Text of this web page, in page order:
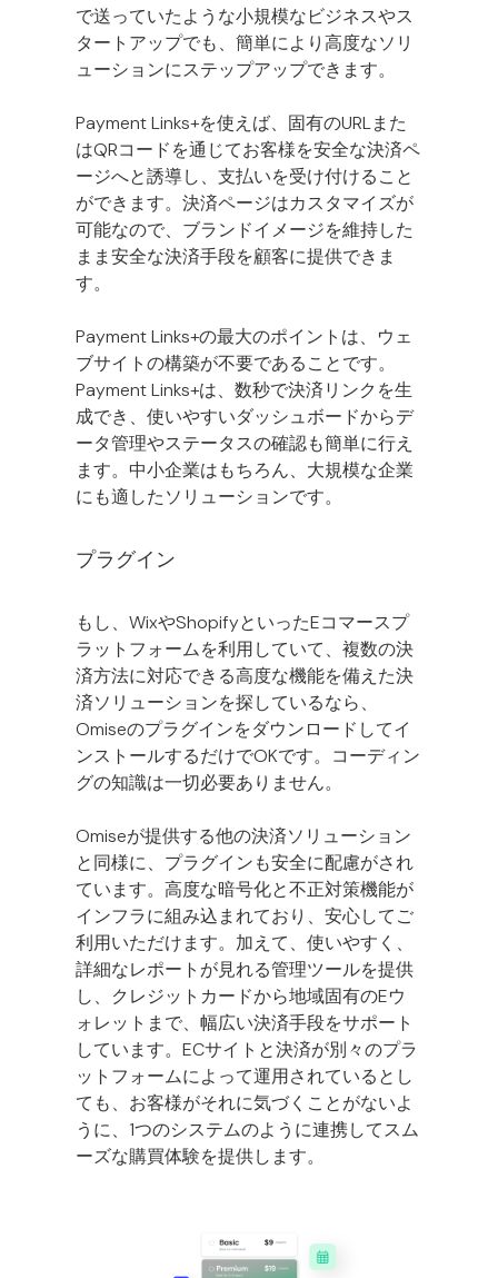
で送っていたような小規模なビジネスやス
タートアップでも、簡単により高度なソリ
ューションにステップアップできます。
Payment Links+を使えば、固有のURLまた
はQRコードを通じてお客様を安全な決済ペ
ージへと誘導し、支払いを受け付けること
ができます。決済ページはカスタマイズが
可能なので、ブランドイメージを維持した
まま安全な決済手段を顧客に提供できま
す。
Payment Links+の最大のポイントは、ウェ
ブサイトの構築が不要であることです。
Payment Links+は、数秒で決済リンクを生
成でき、使いやすいダッシュボードからデ
ータ管理やステータスの確認も簡単に行え
ます。中小企業はもちろん、大規模な企業
にも適したソリューションです。
プラグイン
もし、WixやShopifyといったEコマースプ
ラットフォームを利用していて、複数の決
済方法に対応できる高度な機能を備えた決
済ソリューションを探しているなら、
Omiseのプラグインをダウンロードしてイ
ンストールするだけでOKです。コーディン
グの知識は一切必要ありません。
Omiseが提供する他の決済ソリューション
と同様に、プラグインも安全に配慮がされ
ています。高度な暗号化と不正対策機能が
インフラに組み込まれており、安心してご
利用いただけます。加えて、使いやすく、
詳細なレポートが見れる管理ツールを提供
し、クレジットカードから地域固有のEウ
ォレットまで、幅広い決済手段をサポート
しています。ECサイトと決済が別々のプラ
ットフォームによって運用されているとし
ても、お客様がそれに気づくことがないよ
うに、1つのシステムのように連携してスム
ーズな購買体験を提供します。